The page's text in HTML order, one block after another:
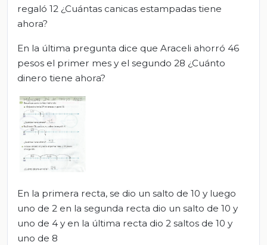
regaló 12 ¿Cuántas canicas estampadas tiene
ahora?
En la última pregunta dice que Araceli ahorró 46
pesos el primer mes y el segundo 28 ¿Cuánto
dinero tiene ahora?
En la primera recta, se dio un salto de 10 y luego
uno de 2 en la segunda recta dio un salto de 10 y
uno de 4 y en la última recta dio 2 saltos de 10 y
uno de 8